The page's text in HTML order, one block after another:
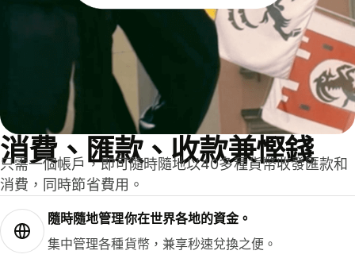
消費、匯款、收款兼慳錢
只需一個帳戶，即可隨時隨地以40多種貨幣收發匯款和
消費，同時節省費用。
隨時隨地管理你在世界各地的資金。
集中管理各種貨幣，兼享秒速兌換之便。